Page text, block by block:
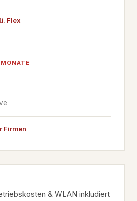
Flex
Firmen
& WLAN inkludiert